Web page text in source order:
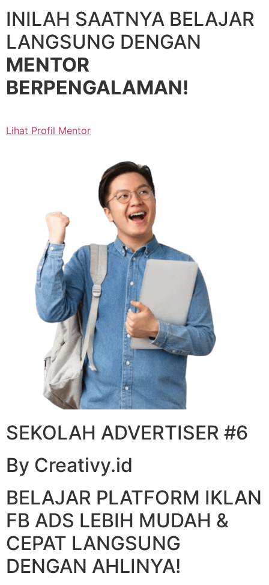
INILAH SAATNYA BELAJAR
LANGSUNG DENGAN
MENTOR
BERPENGALAMAN!
Lihat Profil Mentor
SEKOLAH ADVERTISER #6
By Creativy.id
BELAJAR PLATFORM IKLAN
FB ADS LEBIH MUDAH &
CEPAT LANGSUNG
DENGAN AHLINYA!